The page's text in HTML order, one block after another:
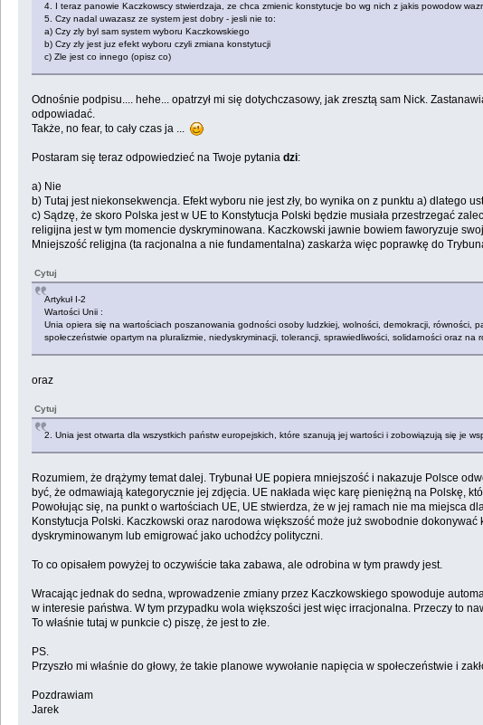
4. I teraz panowie Kaczkowscy stwierdzaja, ze chca zmienic konstytucje bo wg nich z jakis powodow
5. Czy nadal uwazasz ze system jest dobry - jesli nie to:
a) Czy zly byl sam system wyboru Kaczkowskiego
b) Czy zly jest juz efekt wyboru czyli zmiana konstytucji
c) Zle jest co innego (opisz co)
Odnośnie podpisu.... hehe... opatrzył mi się dotychczasowy, jak zresztą sam Nick.
odpowiadać.
Także, no fear, to cały czas ja ...
Postaram się teraz odpowiedzieć na Twoje pytania dzi:
a) Nie
b) Tutaj jest niekonsekwencja. Efekt wyboru nie jest zły, bo wynika on z punktu a) dlatego
c) Sądzę, że skoro Polska jest w UE to Konstytucja Polski będzie musiała przestrzegać
religijna jest w tym momencie dyskryminowana. Kaczkowski jawnie bowiem faworyzuje
Mniejszość religjna (ta racjonalna a nie fundamentalna) zaskarża więc poprawkę do
Cytuj
Artykuł I-2
Wartości Unii :
Unia opiera się na wartościach poszanowania godności osoby ludzkiej, wolności, demokracji, równości,
społeczeństwie opartym na pluralizmie, niedyskryminacji, tolerancji, sprawiedliwości, solidarności oraz na
oraz
Cytuj
2. Unia jest otwarta dla wszystkich państw europejskich, które szanują jej wartości i zobowiązują się je
Rozumiem, że drążymy temat dalej. Trybunał UE popiera mniejszość i nakazuje Polsce
być, że odmawiają kategorycznie jej zdjęcia. UE nakłada więc karę pieniężną na Polskę,
Powołując się, na punkt o wartościach UE, UE stwierdza, że w jej ramach nie ma miejsca
Konstytucja Polski. Kaczkowski oraz narodowa większość może już swobodnie
dyskryminowanym lub emigrować jako uchodźcy polityczni.
To co opisałem powyżej to oczywiście taka zabawa, ale odrobina w tym prawdy jest.
Wracając jednak do sedna, wprowadzenie zmiany przez Kaczkowskiego spowoduje
w interesie państwa. W tym przypadku wola większości jest więc irracjonalna. Przeczy to
To właśnie tutaj w punkcie c) piszę, że jest to złe.
PS.
Przyszło mi właśnie do głowy, że takie planowe wywołanie napięcia w społeczeństwie i
Pozdrawiam
Jarek